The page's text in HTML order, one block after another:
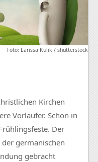
Foto: Larissa Kulik / shutterstock
Kirchen
Vorläufer. Schon in
Der
germanischen
gebracht